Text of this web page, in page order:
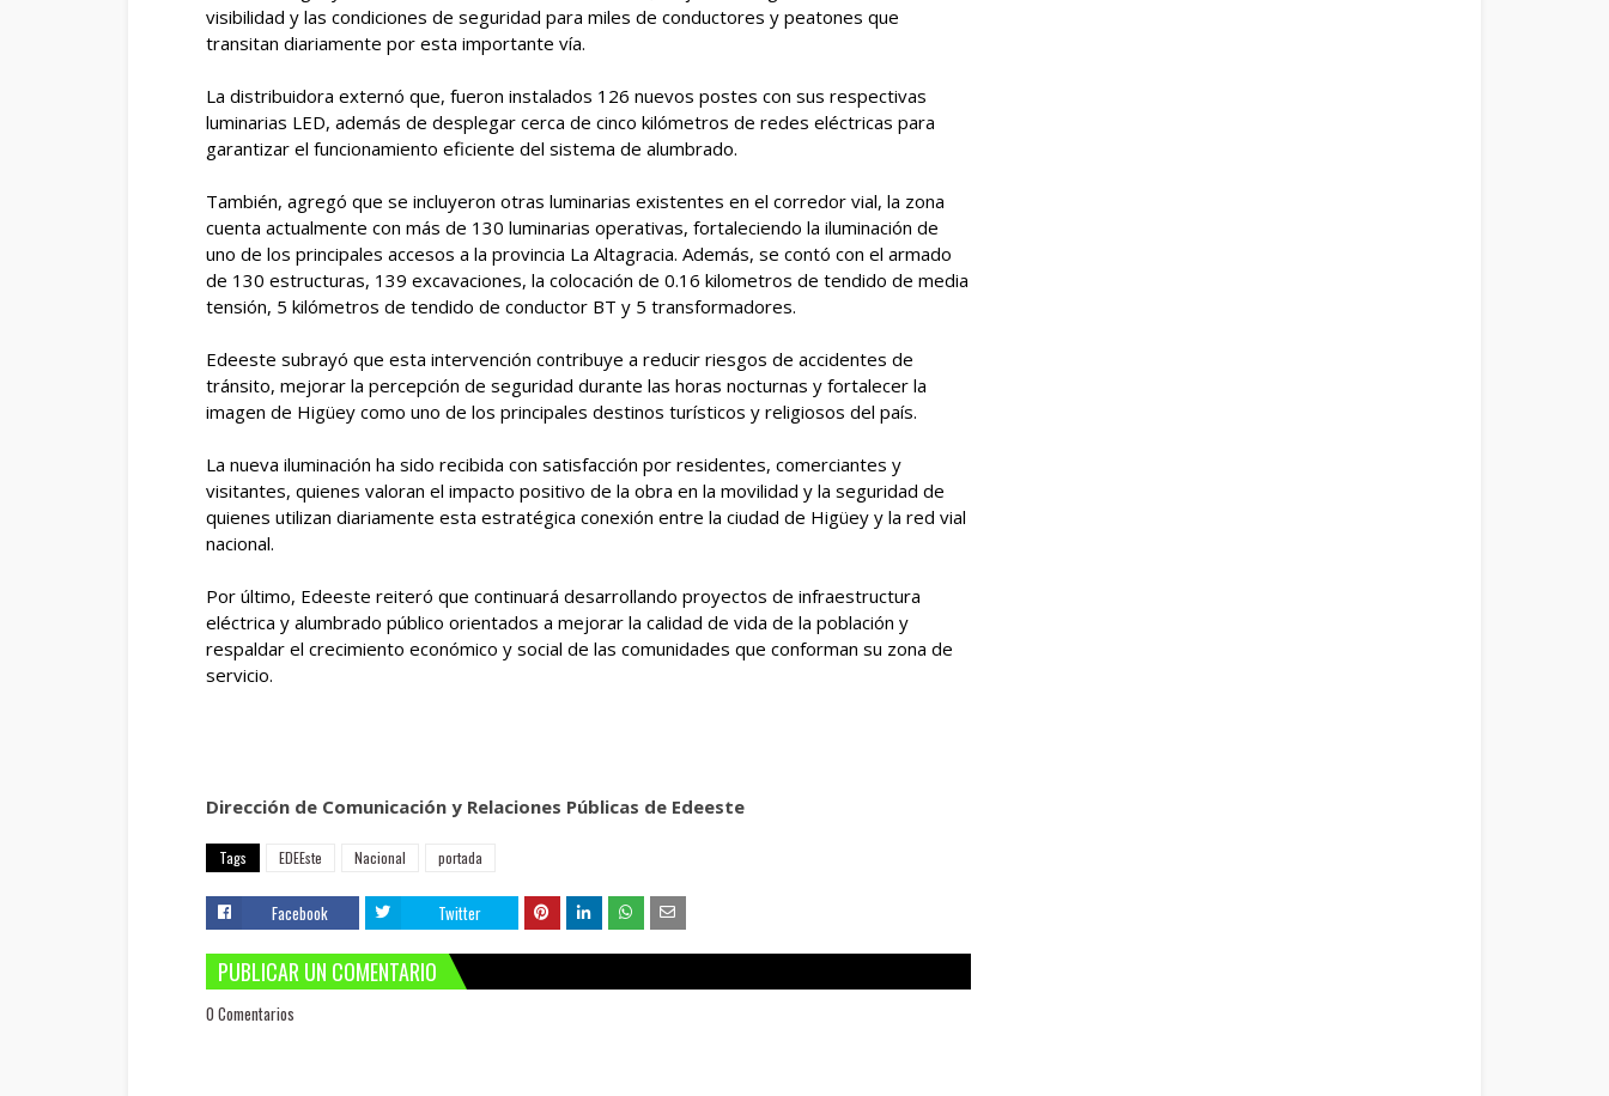
visibilidad y las condiciones de seguridad para miles de conductores y peatones que
transitan diariamente por esta importante vía.
La distribuidora externó que, fueron instalados 126 nuevos postes con sus respectivas
luminarias LED, además de desplegar cerca de cinco kilómetros de redes eléctricas para
garantizar el funcionamiento eficiente del sistema de alumbrado.
También, agregó que se incluyeron otras luminarias existentes en el corredor vial, la zona
cuenta actualmente con más de 130 luminarias operativas, fortaleciendo la iluminación de
uno de los principales accesos a la provincia La Altagracia. Además, se contó con el armado
de 130 estructuras, 139 excavaciones, la colocación de 0.16 kilometros de tendido de media
tensión, 5 kilómetros de tendido de conductor BT y 5 transformadores.
Edeeste subrayó que esta intervención contribuye a reducir riesgos de accidentes de
tránsito, mejorar la percepción de seguridad durante las horas nocturnas y fortalecer la
imagen de Higüey como uno de los principales destinos turísticos y religiosos del país.
La nueva iluminación ha sido recibida con satisfacción por residentes, comerciantes y
visitantes, quienes valoran el impacto positivo de la obra en la movilidad y la seguridad de
quienes utilizan diariamente esta estratégica conexión entre la ciudad de Higüey y la red vial
nacional.
Por último, Edeeste reiteró que continuará desarrollando proyectos de infraestructura
eléctrica y alumbrado público orientados a mejorar la calidad de vida de la población y
respaldar el crecimiento económico y social de las comunidades que conforman su zona de
servicio.
Dirección de Comunicación y Relaciones Públicas de Edeeste
Tags EDEEste Nacional portada
Facebook Twitter
PUBLICAR UN COMENTARIO
0 Comentarios